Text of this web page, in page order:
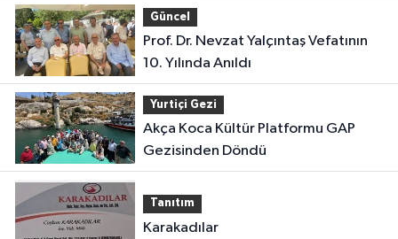
Güncel
Prof. Dr. Nevzat Yalçıntaş Vefatının
10. Yılında Anıldı
Yurtiçi Gezi
Akça Koca Kültür Platformu GAP
Gezisinden Döndü
Tanıtım
Karakadılar